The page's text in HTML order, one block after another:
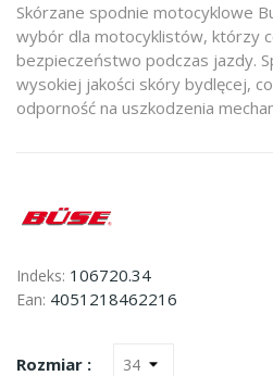
Skórzane spodnie motocyklowe
wybór dla motocyklistów, którzy
bezpieczeństwo podczas jazdy.
wysokiej jakości skóry bydlęcej,
odporność na uszkodzenia
Indeks: 106720.34
Ean: 4051218462216
Rozmiar :